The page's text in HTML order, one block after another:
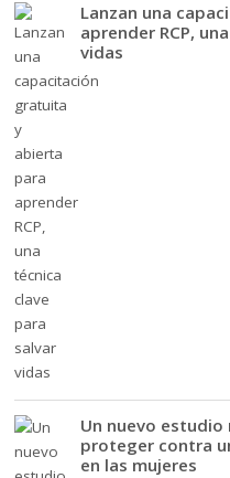
Lanzan una
aprender RCP,
vidas
Un nuevo
proteger contra
en las mujeres